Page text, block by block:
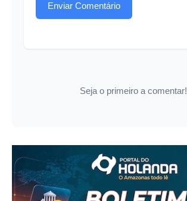
Enviar Comentário
Seja o primeiro a comentar!